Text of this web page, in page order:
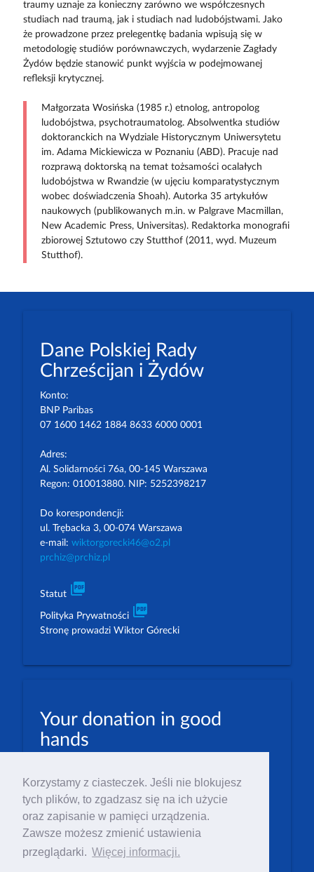
Korzystamy z ciasteczek. Jeśli nie blokujesz
tych plików, to zgadzasz się na ich użycie
oraz zapisanie w pamięci urządzenia.
Zawsze możesz zmienić ustawienia
przeglądarki. Więcej informacji.
traumy uznaje za konieczny zarówno we współczesnych
studiach nad traumą, jak i studiach nad ludobójstwami. Jako
że prowadzone przez prelegentkę badania wpisują się w
metodologię studiów porównawczych, wydarzenie Zagłady
Żydów będzie stanowić punkt wyjścia w podejmowanej
refleksji krytycznej.
Małgorzata Wosińska (1985 r.) etnolog, antropolog
ludobójstwa, psychotraumatolog. Absolwentka studiów
doktoranckich na Wydziale Historycznym Uniwersytetu
im. Adama Mickiewicza w Poznaniu (ABD). Pracuje nad
rozprawą doktorską na temat tożsamości ocalałych
ludobójstwa w Rwandzie (w ujęciu komparatystycznym
wobec doświadczenia Shoah). Autorka 35 artykułów
naukowych (publikowanych m.in. w Palgrave Macmillan,
New Academic Press, Universitas). Redaktorka monografii
zbiorowej Sztutowo czy Stutthof (2011, wyd. Muzeum
Stutthof).
Dane Polskiej Rady
Chrześcijan i Żydów
Konto:
BNP Paribas
07 1600 1462 1884 8633 6000 0001
Adres:
Al. Solidarności 76a, 00-145 Warszawa
Regon: 010013880. NIP: 5252398217
Do korespondencji:
ul. Trębacka 3, 00-074 Warszawa
e-mail: wiktorgorecki46@o2.pl
prchiz@prchiz.pl
Statut picture_as_pdf
Polityka Prywatności picture_as_pdf
Stronę prowadzi Wiktor Górecki
Your donation in good
hands
EUR: 23 1600 1462 1884 8633 6000 0004
Numer IBAN: PL23 1 600 1462 1884 8633 6000
0004
Numer BIC/SWIFT: PPABPLPK